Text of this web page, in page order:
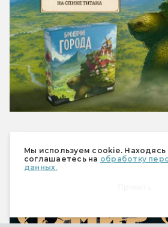
Мы используем cookie. Находясь
соглашаетесь на обработку
данных.
(август 2026)